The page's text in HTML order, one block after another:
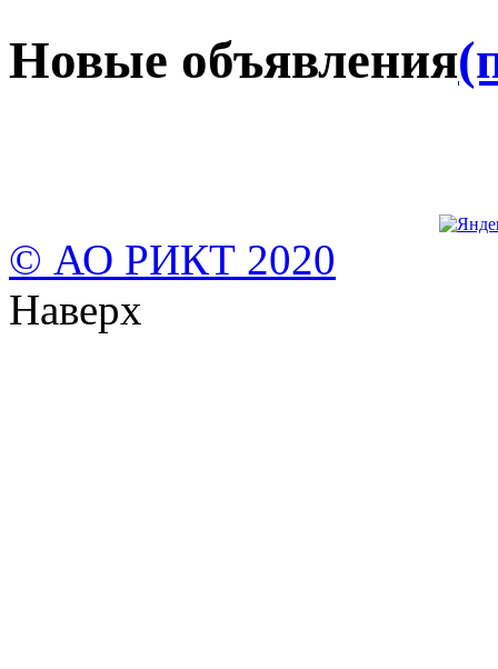
Новые объявления
© АО РИКТ 2020
Наверх